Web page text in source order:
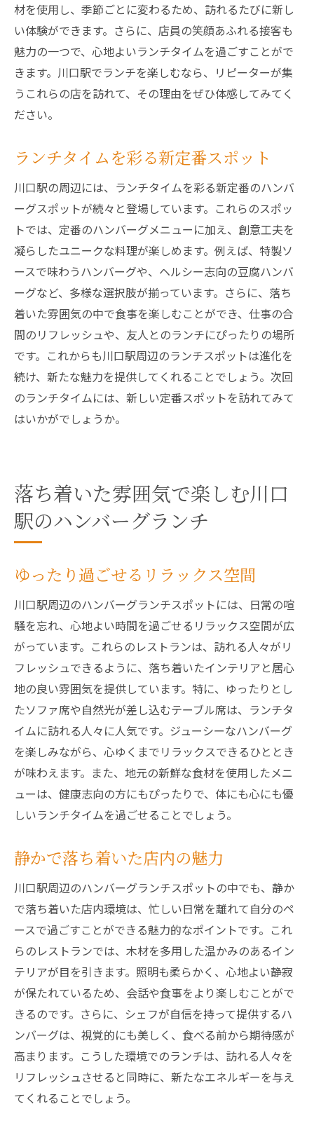
材を使用し、季節ごとに変わるため、訪れるたびに新し
い体験ができます。さらに、店員の笑顔あふれる接客も
魅力の一つで、心地よいランチタイムを過ごすことがで
きます。川口駅でランチを楽しむなら、リピーターが集
うこれらの店を訪れて、その理由をぜひ体感してみてく
ださい。
ランチタイムを彩る新定番スポット
川口駅の周辺には、ランチタイムを彩る新定番のハンバ
ーグスポットが続々と登場しています。これらのスポッ
トでは、定番のハンバーグメニューに加え、創意工夫を
凝らしたユニークな料理が楽しめます。例えば、特製ソ
ースで味わうハンバーグや、ヘルシー志向の豆腐ハンバ
ーグなど、多様な選択肢が揃っています。さらに、落ち
着いた雰囲気の中で食事を楽しむことができ、仕事の合
間のリフレッシュや、友人とのランチにぴったりの場所
です。これからも川口駅周辺のランチスポットは進化を
続け、新たな魅力を提供してくれることでしょう。次回
のランチタイムには、新しい定番スポットを訪れてみて
はいかがでしょうか。
落ち着いた雰囲気で楽しむ川口
駅のハンバーグランチ
ゆったり過ごせるリラックス空間
川口駅周辺のハンバーグランチスポットには、日常の喧
騒を忘れ、心地よい時間を過ごせるリラックス空間が広
がっています。これらのレストランは、訪れる人々がリ
フレッシュできるように、落ち着いたインテリアと居心
地の良い雰囲気を提供しています。特に、ゆったりとし
たソファ席や自然光が差し込むテーブル席は、ランチタ
イムに訪れる人々に人気です。ジューシーなハンバーグ
を楽しみながら、心ゆくまでリラックスできるひととき
が味わえます。また、地元の新鮮な食材を使用したメニ
ューは、健康志向の方にもぴったりで、体にも心にも優
しいランチタイムを過ごせることでしょう。
静かで落ち着いた店内の魅力
川口駅周辺のハンバーグランチスポットの中でも、静か
で落ち着いた店内環境は、忙しい日常を離れて自分のペ
ースで過ごすことができる魅力的なポイントです。これ
らのレストランでは、木材を多用した温かみのあるイン
テリアが目を引きます。照明も柔らかく、心地よい静寂
が保たれているため、会話や食事をより楽しむことがで
きるのです。さらに、シェフが自信を持って提供するハ
ンバーグは、視覚的にも美しく、食べる前から期待感が
高まります。こうした環境でのランチは、訪れる人々を
リフレッシュさせると同時に、新たなエネルギーを与え
てくれることでしょう。